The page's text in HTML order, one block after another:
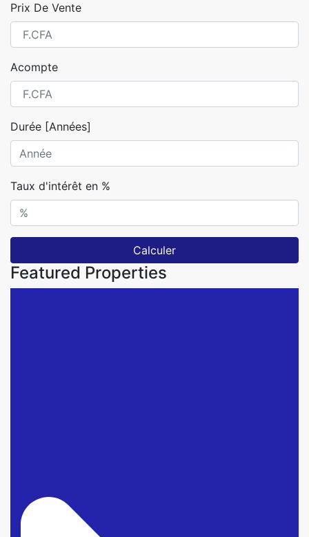
Prix De Vente
Acompte
Durée [Années]
Taux d'intérêt en %
Calculer
Featured Properties